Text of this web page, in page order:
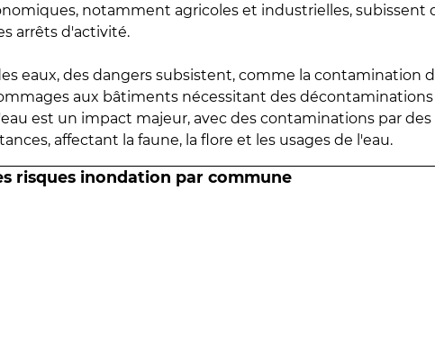
notamment agricoles et industrielles, subissent
arrêts d'activité.
eaux, des dangers subsistent, comme la contamination
aux bâtiments nécessitant des décontaminations
est un impact majeur, avec des contaminations par
affectant la faune, la flore et les usages de l'eau.
risques inondation par commune